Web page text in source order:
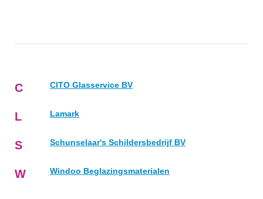
C CITO Glasservice BV
L Lamark
S Schunselaar's Schildersbedrijf BV
W Windoo Beglazingsmaterialen